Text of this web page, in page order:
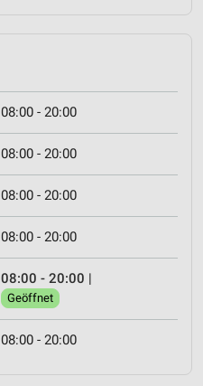
08:00 - 20:00
08:00 - 20:00
08:00 - 20:00
08:00 - 20:00
08:00 - 20:00 |
Geöffnet
08:00 - 20:00